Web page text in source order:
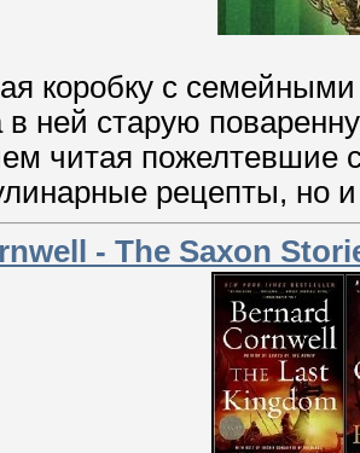
коробку с
ней старую
читая пожелтевшие
рецепты, но
- The Saxon